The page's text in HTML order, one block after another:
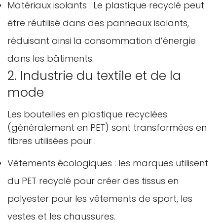
Matériaux isolants : Le plastique recyclé peut
être réutilisé dans des panneaux isolants,
réduisant ainsi la consommation d’énergie
dans les bâtiments.
2. Industrie du textile et de la
mode
Les bouteilles en plastique recyclées
(généralement en PET) sont transformées en
fibres utilisées pour :
Vêtements écologiques : les marques utilisent
du PET recyclé pour créer des tissus en
polyester pour les vêtements de sport, les
vestes et les chaussures.